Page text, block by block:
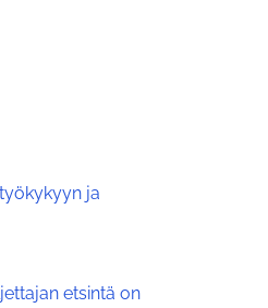
ja
etsintä on